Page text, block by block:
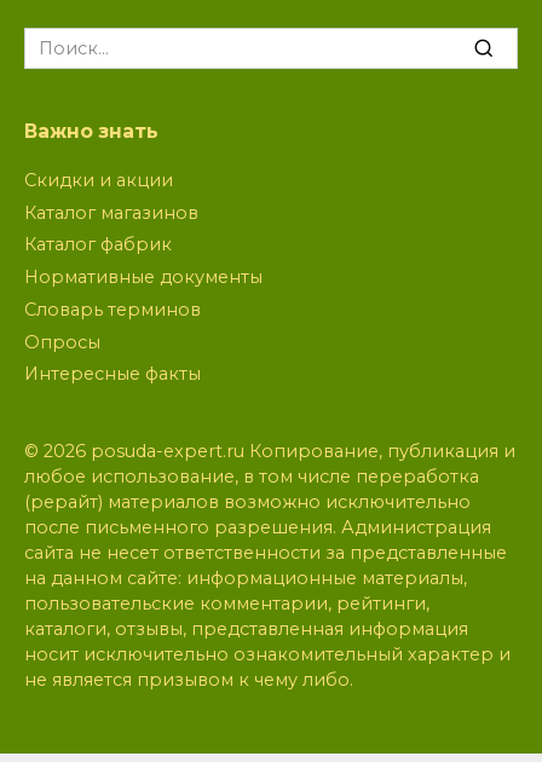
Search
for:
Важно знать
Скидки и акции
Каталог магазинов
Каталог фабрик
Нормативные документы
Словарь терминов
Опросы
Интересные факты
© 2026 posuda-expert.ru Копирование, публикация и
любое использование, в том числе переработка
(рерайт) материалов возможно исключительно
после письменного разрешения. Администрация
сайта не несет ответственности за представленные
на данном сайте: информационные материалы,
пользовательские комментарии, рейтинги,
каталоги, отзывы, представленная информация
носит исключительно ознакомительный характер и
не является призывом к чему либо.